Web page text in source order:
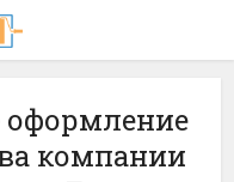
компании